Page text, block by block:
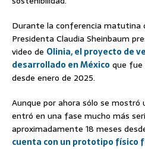
Durante la conferencia matutina
Presidenta Claudia Sheinbaum
video de Olinia, el proyecto de
desarrollado en México que fue
desde enero de 2025.
Aunque por ahora sólo se mostró
entró en una fase mucho más
aproximadamente 18 meses
cuenta con un prototipo físico